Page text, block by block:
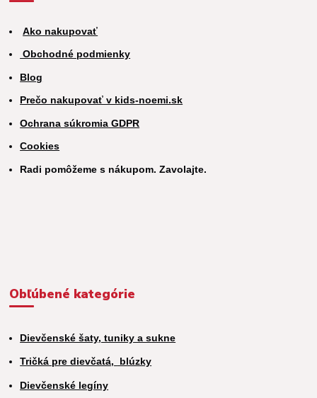
Ako nakupovať
Obchodné podmienky
Blog
Prečo nakupovať v kids-noemi.sk
Ochrana súkromia GDPR
Cookies
Radi pomôžeme s nákupom. Zavolajte.
Obľúbené kategórie
Dievčenské šaty, tuniky a sukne
Tričká pre dievčatá, blúzky
Dievčenské legíny